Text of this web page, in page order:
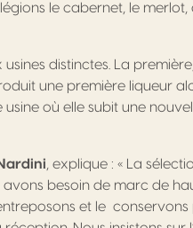
le cabernet, le merlot,
distinctes. La
une première liqueur
où elle subit une
, explique : « La
besoin de marc de
et le